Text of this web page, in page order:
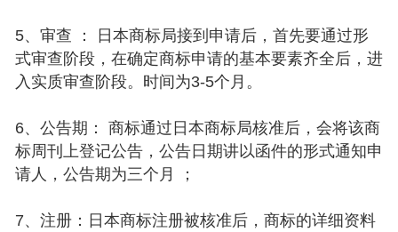
5、审查 ： 日本商标局接到申请后，首先要通过形
式审查阶段，在确定商标申请的基本要素齐全后，进
入实质审查阶段。时间为3-5个月。
6、公告期： 商标通过日本商标局核准后，会将该商
标周刊上登记公告，公告日期讲以函件的形式通知申
请人，公告期为三个月 ；
7、注册：日本商标注册被核准后，商标的详细资料